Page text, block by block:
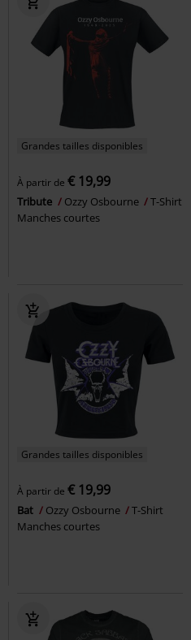
Grandes tailles disponibles
À partir de € 19,99
Tribute Ozzy Osbourne
T-Shirt
Manches courtes
Grandes tailles disponibles
À partir de € 19,99
Bat Ozzy Osbourne
T-Shirt
Manches courtes